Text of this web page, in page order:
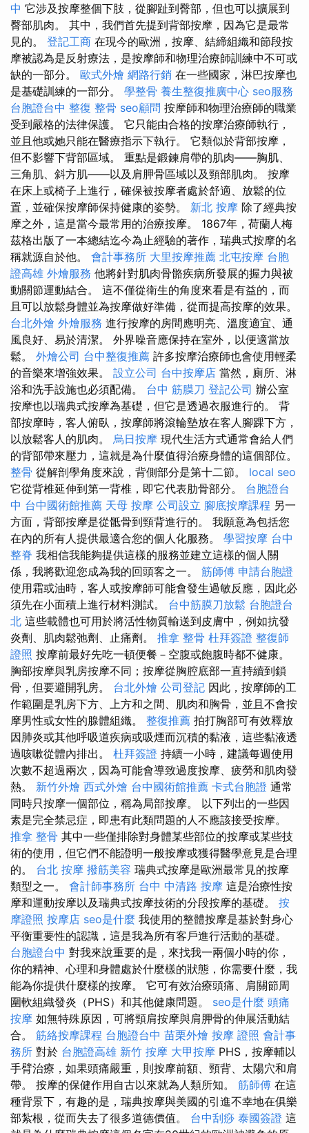
中 它涉及按摩整個下肢，從腳趾到臀部，但也可以擴展到
臀部肌肉。 其中，我們首先提到背部按摩，因為它是最常
見的。 登記工商 在現今的歐洲，按摩、結締組織和節段按
摩被認為是反射療法，是按摩師和物理治療師訓練中不可或
缺的一部分。 歐式外燴 網路行銷 在一些國家，淋巴按摩也
是基礎訓練的一部分。 學整骨 養生整復推廣中心 seo服務
台胞證台中 整復 整骨 seo顧問 按摩師和物理治療師的職業
受到嚴格的法律保護。 它只能由合格的按摩治療師執行，
並且他或她只能在醫療指示下執行。 它類似於背部按摩，
但不影響下背部區域。 重點是鍛鍊肩帶的肌肉——胸肌、
三角肌、斜方肌——以及肩胛骨區域以及頸部肌肉。 按摩
在床上或椅子上進行，確保被按摩者處於舒適、放鬆的位
置，並確保按摩師保持健康的姿勢。 新北 按摩 除了經典按
摩之外，這是當今最常用的治療按摩。 1867年，荷蘭人梅
茲格出版了一本總結迄今為止經驗的著作，瑞典式按摩的名
稱就源自於他。 會計事務所 大里按摩推薦 北屯按摩 台胞
證高雄 外燴服務 他將針對肌肉骨骼疾病所發展的握力與被
動關節運動結合。 這不僅從衛生的角度來看是有益的，而
且可以放鬆身體並為按摩做好準備，從而提高按摩的效果。
台北外燴 外燴服務 進行按摩的房間應明亮、溫度適宜、通
風良好、易於清潔。 外界噪音應保持在室外，以便適當放
鬆。 外燴公司 台中整復推薦 許多按摩治療師也會使用輕柔
的音樂來增強效果。 設立公司 台中按摩店 當然，廁所、淋
浴和洗手設施也必須配備。 台中 筋膜刀 登記公司 辦公室
按摩也以瑞典式按摩為基礎，但它是透過衣服進行的。 背
部按摩時，客人俯臥，按摩師將滾輪墊放在客人腳踝下方，
以放鬆客人的肌肉。 烏日按摩 現代生活方式通常會給人們
的背部帶來壓力，這就是為什麼值得治療身體的這個部位。
整骨 從解剖學角度來說，背側部分是第十二節。 local seo
它從背椎延伸到第一背椎，即它代表肋骨部分。 台胞證台
中 台中國術館推薦 天母 按摩 公司設立 腳底按摩課程 另一
方面，背部按摩是從骶骨到頸背進行的。 我願意為包括您
在內的所有人提供最適合您的個人化服務。 學習按摩 台中
整脊 我相信我能夠提供這樣的服務並建立這樣的個人關
係，我將歡迎您成為我的回頭客之一。 筋師傅 申請台胞證
使用霜或油時，客人或按摩師可能會發生過敏反應，因此必
須先在小面積上進行材料測試。 台中筋膜刀放鬆 台胞證台
北 這些載體也可用於將活性物質輸送到皮膚中，例如抗發
炎劑、肌肉鬆弛劑、止痛劑。 推拿 整骨 杜拜簽證 整復師
證照 按摩前最好先吃一頓便餐－空腹或飽腹時都不健康。
胸部按摩與乳房按摩不同；按摩從胸腔底部一直持續到鎖
骨，但要避開乳房。 台北外燴 公司登記 因此，按摩師的工
作範圍是乳房下方、上方和之間、肌肉和胸骨，並且不會按
摩男性或女性的腺體組織。 整復推薦 拍打胸部可有效釋放
因肺炎或其他呼吸道疾病或吸煙而沉積的黏液，這些黏液透
過咳嗽從體內排出。 杜拜簽證 持續一小時，建議每週使用
次數不超過兩次，因為可能會導致過度按摩、疲勞和肌肉發
熱。 新竹外燴 西式外燴 台中國術館推薦 卡式台胞證 通常
同時只按摩一個部位，稱為局部按摩。 以下列出的一些因
素是完全禁忌症，即患有此類問題的人不應該接受按摩。
推拿 整骨 其中一些僅排除對身體某些部位的按摩或某些技
術的使用，但它們不能證明一般按摩或獲得醫學意見是合理
的。 台北 按摩 撥筋美容 瑞典式按摩是歐洲最常見的按摩
類型之一。 會計師事務所 台中 中清路 按摩 這是治療性按
摩和運動按摩以及瑞典式按摩技術的分段按摩的基礎。 按
摩證照 按摩店 seo是什麼 我使用的整體按摩是基於對身心
平衡重要性的認識，這是我為所有客戶進行活動的基礎。
台胞證台中 對我來說重要的是，來找我一兩個小時的你，
你的精神、心理和身體處於什麼樣的狀態，你需要什麼，我
能為你提供什麼樣的按摩。 它可有效治療頭痛、肩關節周
圍軟組織發炎（PHS）和其他健康問題。 seo是什麼 頭痛
按摩 如無特殊原因，可將頸肩按摩與肩胛骨的伸展活動結
合。 筋絡按摩課程 台胞證台中 苗栗外燴 按摩 證照 會計事
務所 對於 台胞證高雄 新竹 按摩 大甲按摩 PHS，按摩輔以
手臂治療，如果頭痛嚴重，則按摩前額、頸背、太陽穴和肩
帶。 按摩的保健作用自古以來就為人類所知。 筋師傅 在這
種背景下，有趣的是，瑞典按摩與美國的引進不幸地在俱樂
部紮根，從而失去了很多道德價值。 台中刮痧 泰國簽證 這